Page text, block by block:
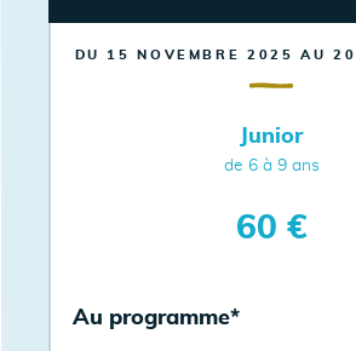
DU 15 NOVEMBRE 2025 AU
Junior
de 6 à 9 ans
60 €
Au programme*